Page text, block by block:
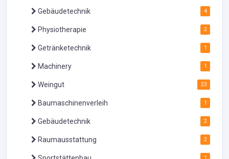
Gebäudetechnik 4
Physiotherapie 2
Getränketechnik 1
Machinery 1
Weingut 23
Baumaschinenverleih 1
Gebäudetechnik 2
Raumausstattung 2